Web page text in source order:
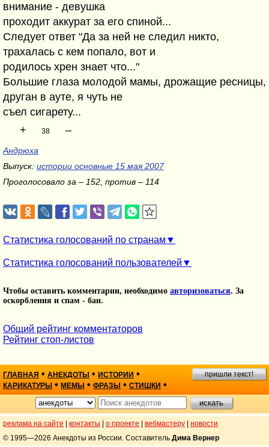
внимание - девушка
проходит аккурат за его спиной...
Следует ответ "Да за ней не следил никто,
трахалась с кем попало, вот и
родилось хрен знает что..."
Большие глаза молодой мамы, дрожащие ресницы,
друган в ауте, я чуть не
съел сигарету...
+
38 –
Андрюха
Выпуск: истории основные 15 мая 2007
Проголосовало за – 152, против – 114
Статистика голосований по странам
Статистика голосований пользователей
Чтобы оставить комментарии, необходимо авторизоваться. За
оскорбления и спам - бан.
Общий рейтинг комментаторов
Рейтинг стоп-листов
ГЛАВНАЯ • АНЕКДОТЫ • ИСТОРИИ •
КАРИКАТУРЫ • МЕМЫ • ФРАЗЫ • СТИШКИ •
пришли текст!
реклама на сайте контакты о проекте вебмастеру
новости
© 1995—2026 Анекдоты из России. Составитель Дима Вернер